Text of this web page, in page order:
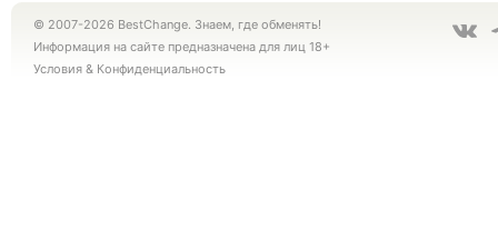
© 2007-2026 BestChange. Знаем, где обменять!
Информация на сайте предназначена для лиц 18+
Условия & Конфиденциальность